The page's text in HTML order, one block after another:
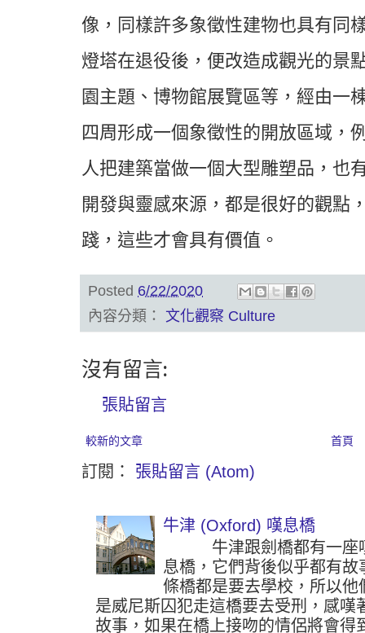
像，同樣許多象徵性建物也具有同
燈塔在退役後，便改造成觀光的景
園主題、博物館展覽區等，經由一
四周形成一個象徵性的開放區域，
人把建築當做一個大型雕塑品，也
開發與靈感來源，都是很好的觀點
踐，這些才會具有價值。
Posted 6/22/2020
內容分類： 文化觀察 Culture
沒有留言:
張貼留言
較新的文章 首頁
訂閱： 張貼留言 (Atom)
牛津 (Oxford) 嘆息橋
牛津跟劍橋都有一座嘆
息橋，它們背後似乎都有
條橋都是要去學校，所以
是威尼斯囚犯走這橋要去受刑，感
故事，如果在橋上接吻的情侶將會得